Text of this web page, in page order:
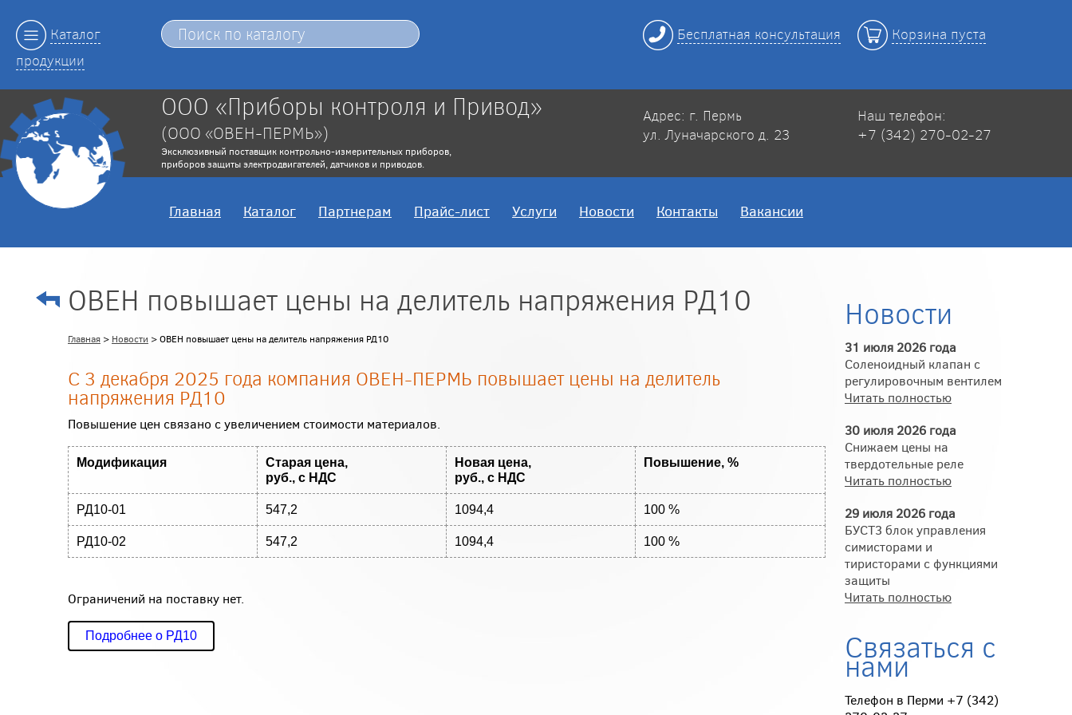
Каталог
продукции
Бесплатная консультация Корзина пуста
ООО «Приборы контроля и Привод»
(ООО «ОВЕН-ПЕРМЬ»)
Эксклюзивный поставщик контрольно-измерительных приборов,
приборов защиты электродвигателей, датчиков и приводов.
Адрес: г. Пермь
ул. Луначарского д. 23
Наш телефон:
+7 (342) 270-02-27
Главная Каталог Партнерам Прайс-лист Услуги Новости Контакты Вакансии
ОВЕН повышает цены на делитель напряжения РД10
Главная > Новости > ОВЕН повышает цены на делитель напряжения РД10
С 3 декабря 2025 года компания ОВЕН-ПЕРМЬ повышает цены на делитель
напряжения РД10
Повышение цен связано с увеличением стоимости материалов.
Модификация
Старая цена,
руб., с НДС
Новая цена,
руб., с НДС
Повышение, %
РД10-01 547,2 1094,4 100 %
РД10-02 547,2 1094,4 100 %
Ограничений на поставку нет.
Подробнее о РД10
Новости
31 июля 2026 года
Соленоидный клапан с
регулировочным вентилем
Читать полностью
30 июля 2026 года
Снижаем цены на
твердотельные реле
Читать полностью
29 июля 2026 года
БУСТ3 блок управления
симисторами и
тиристорами с функциями
защиты
Читать полностью
Связаться с
нами
Телефон в Перми +7 (342)